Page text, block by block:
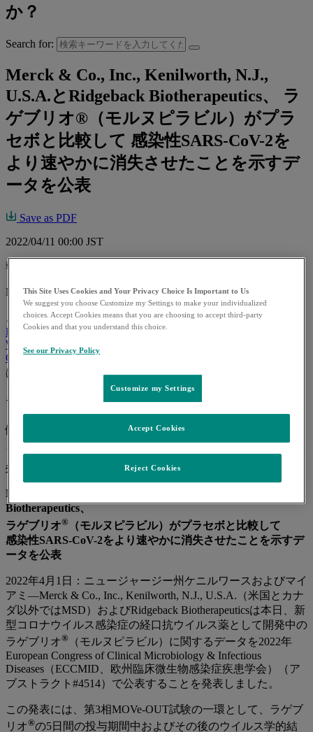
か？
Search for:
Merck & Co., Inc., Kenilworth, N.J.,
U.S.A.とRidgeback Biotherapeutics、 ラ
ゲブリオ®（モルヌピラビル）がプラ
セボと比較して 感染性SARS-CoV-2を
より速やかに消失させたことを示すデ
ータを公表
Save as PDF
2022/04/11 00:00 JST
報道関係各位
MSD株式会社
この参考資料はMerck and Ridgeback to Present Data
Demonstrating That Treatment With LAGEVRIO™ (molnupiravir)
Was Associated With More Rapid Elimination of Infectious SARS-
CoV-2 Than Placeboの日本語訳であり、内容や解釈について
は英語が優先されます。
モルヌピラビル（molnupiravir）は、日本ではラゲブリオ
して、SARS-CoV-2による感染症に対する効能又は効果で特
例承認されています。
参考資料
Merck & Co., Inc., Kenilworth, N.J., U.S.A.とRidgeback
Biotherapeutics、
ラゲブリオ® （モルヌピラビル）がプラセボと比較して
感染性SARS-CoV-2をより速やかに消失させたことを示すデ
ータを公表
2022年4月1日：ニュージャージー州ケニルワースおよびマイ
アミ―Merck & Co., Inc., Kenilworth, N.J., U.S.A.（米国とカナ
ダ以外ではMSD）およびRidgeback Biotherapeuticsは本日、新
型コロナウイルス感染症の経口抗ウイルス薬として開発中の
ラゲブリオ® （モルヌピラビル）に関するデータを2022年
European Congress of Clinical Microbiology & Infectious
Diseases（ECCMID、欧州臨床微生物感染症疾患学会）（ア
ブストラクト#4514）で公表することを発表しました。
この発表には、第3相MOVe-OUT試験の一環として、ラゲブ
リオ®の5日間の投与期間中およびその後のウイルス学的結
This Site Uses Cookies and Your Privacy Choice Is Important to Us
We suggest you choose Customize my Settings to make your individualized
choices. Accept Cookies means that you are choosing to accept third-party
Cookies and that you understand this choice.
See our Privacy Policy
Customize my Settings
Reject Cookies
Accept Cookies